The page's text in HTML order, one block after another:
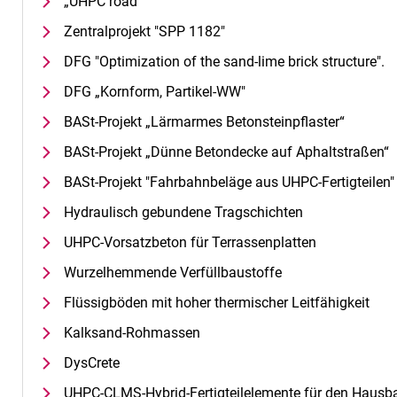
Zentralprojekt "SPP 1182"
DFG "Optimization of the sand-lime brick structure".
DFG „Kornform, Partikel-WW"
BASt-Projekt „Lärmarmes Betonsteinpflaster“
BASt-Projekt „Dünne Betondecke auf Aphaltstraßen“
BASt-Projekt "Fahrbahnbeläge aus UHPC-Fertigteilen"
Hydraulisch gebundene Tragschichten
UHPC-Vorsatzbeton für Terrassenplatten
Wurzelhemmende Verfüllbaustoffe
Flüssigböden mit hoher thermischer Leitfähigkeit
Kalksand-Rohmassen
DysCrete
UHPC-CLMS-Hybrid-Fertigteilelemente für den